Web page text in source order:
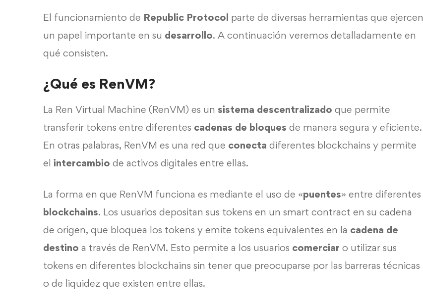
El funcionamiento de Republic Protocol parte de diversas herramientas que ejercen
un papel importante en su desarrollo. A continuación veremos detalladamente en
qué consisten.
¿Qué es RenVM?
La Ren Virtual Machine (RenVM) es un sistema descentralizado que permite
transferir tokens entre diferentes cadenas de bloques de manera segura y eficiente.
En otras palabras, RenVM es una red que conecta diferentes blockchains y permite
el intercambio de activos digitales entre ellas.
La forma en que RenVM funciona es mediante el uso de «puentes» entre diferentes
blockchains. Los usuarios depositan sus tokens en un smart contract en su cadena
de origen, que bloquea los tokens y emite tokens equivalentes en la cadena de
destino a través de RenVM. Esto permite a los usuarios comerciar o utilizar sus
tokens en diferentes blockchains sin tener que preocuparse por las barreras técnicas
o de liquidez que existen entre ellas.